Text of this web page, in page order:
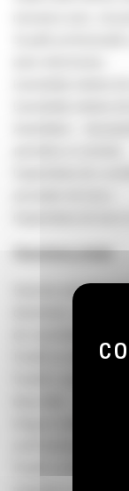
Descrierea jobului
Executa sarcinile
desemnat, aplicând
Învață sa utilizeze
Învață si apoi
dispoziție – micro
Asigura menținerea
verificatoare
Învață sa